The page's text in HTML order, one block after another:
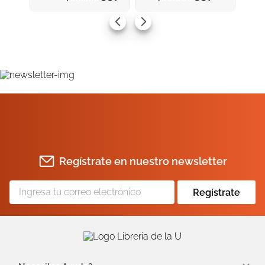
Regístrate en nuestro newsletter
Regístrate